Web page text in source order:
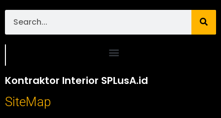
Kontraktor Interior SPLusA.id
SiteMap